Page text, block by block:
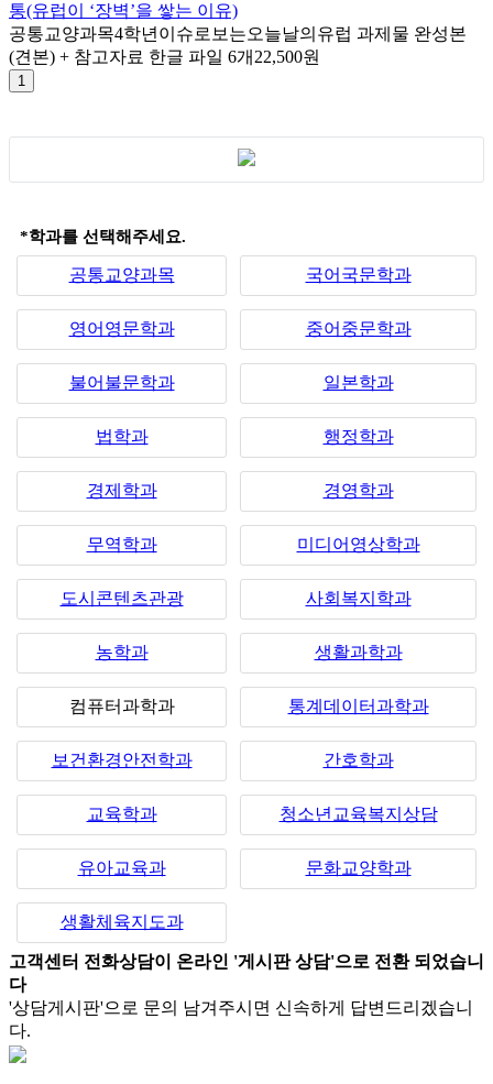
통(유럽이 ‘장벽’을 쌓는 이유)
공통교양과목4학년 이슈로보는오늘날의유럽 과제물 완성본
(견본) + 참고자료 한글 파일 6개 22,500원
*학과를 선택해주세요.
공통교양과목 국어국문학과
영어영문학과 중어중문학과
불어불문학과 일본학과
법학과 행정학과
경제학과 경영학과
무역학과 미디어영상학과
도시콘텐츠관광 사회복지학과
농학과 생활과학과
컴퓨터과학과 통계데이터과학과
보건환경안전학과 간호학과
교육학과 청소년교육복지상담
유아교육과 문화교양학과
생활체육지도과
고객센터 전화상담이 온라인 '게시판 상담'으로 전환 되었습니
다
'상담게시판'으로 문의 남겨주시면 신속하게 답변드리겠습니
다.